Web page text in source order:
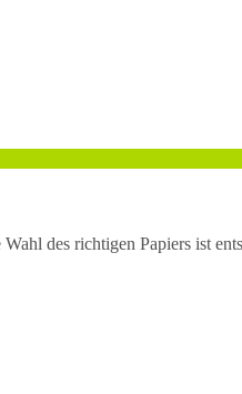
des richtigen Papiers ist